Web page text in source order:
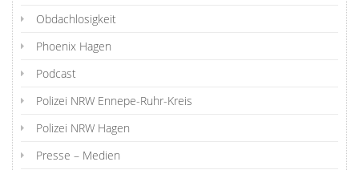
Obdachlosigkeit
Phoenix Hagen
Podcast
Polizei NRW Ennepe-Ruhr-Kreis
Polizei NRW Hagen
Presse – Medien